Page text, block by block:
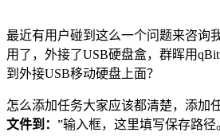
最近有用户碰到这么一个问题来咨询
用了，外接了USB硬盘盒，群晖用
到外接USB移动硬盘上面？
怎么添加任务大家应该都清楚，添加
文件到： ”输入框，这里填写保存路